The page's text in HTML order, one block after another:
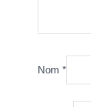
Nom*